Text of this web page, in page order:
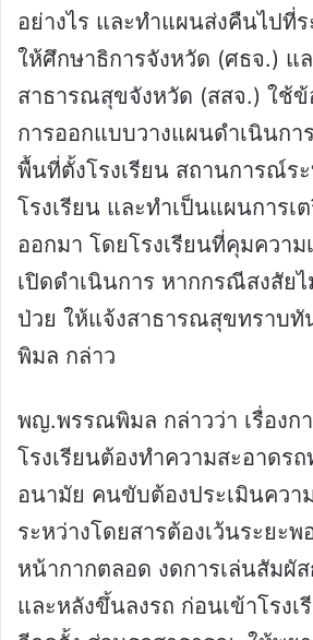
อย่างไร และทำแผนส่งคืนไปที่
ให้ศึกษาธิการจังหวัด (ศธจ.) แ
สาธารณสุขจังหวัด (สสจ.) ใช้
การออกแบบวางแผนดำเนินก
พื้นที่ตั้งโรงเรียน สถานการณ์ร
โรงเรียน และทำเป็นแผนการเ
ออกมา โดยโรงเรียนที่คุมความ
เปิดดำเนินการ หากกรณีสงสัย
ป่วย ให้แจ้งสาธารณสุขทราบ
พิมล กล่าว
พญ.พรรณพิมล กล่าวว่า เรื่องก
โรงเรียนต้องทำความสะอาดร
อนามัย คนขับต้องประเมินความ
ระหว่างโดยสารต้องเว้นระยะ
หน้ากากตลอด งดการเล่นสัมผั
และหลังขึ้นลงรถ ก่อนเข้าโรงเ